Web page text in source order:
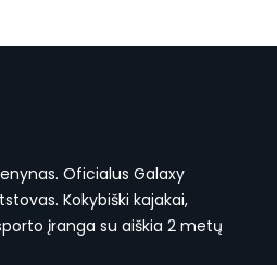
Paddle– tai patikimas
irklavimo stiliams ir
dabar ir mėgaukitės
Oficialus Galaxy
Kokybiški kajakai,
įranga su aiškia 2 metų